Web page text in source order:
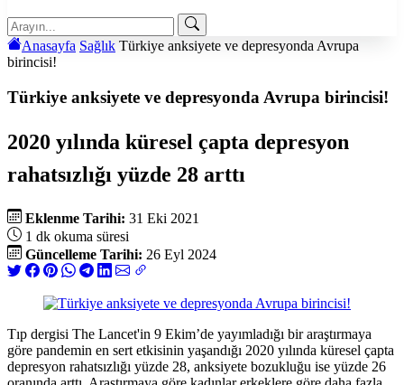
Anasayfa Sağlık Türkiye anksiyete ve depresyonda Avrupa
birincisi!
Türkiye anksiyete ve depresyonda Avrupa birincisi!
2020 yılında küresel çapta depresyon
rahatsızlığı yüzde 28 arttı
Eklenme Tarihi: 31 Eki 2021
1 dk okuma süresi
Güncelleme Tarihi: 26 Eyl 2024
Tıp dergisi The Lancet'in 9 Ekim’de yayımladığı bir araştırmaya
göre pandemin en sert etkisinin yaşandığı 2020 yılında küresel çapta
depresyon rahatsızlığı yüzde 28, anksiyete bozukluğu ise yüzde 26